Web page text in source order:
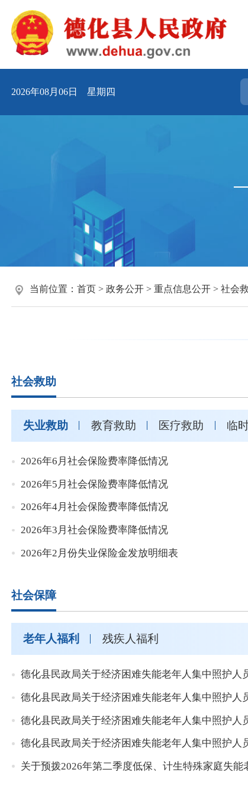
2026年08月06日 星期四
当前位置： 首页 > 政务公开 > 重点信息公开 > 社会
社会救助
失业救助 教育救助 医疗救助 临
2026年6月社会保险费率降低情况
2026年5月社会保险费率降低情况
2026年4月社会保险费率降低情况
2026年3月社会保险费率降低情况
2026年2月份失业保险金发放明细表
社会保障
老年人福利 残疾人福利
德化县民政局关于经济困难失能老年人集中照护人
德化县民政局关于经济困难失能老年人集中照护人
德化县民政局关于经济困难失能老年人集中照护人
德化县民政局关于经济困难失能老年人集中照护人
关于预拨2026年第二季度低保、计生特殊家庭失能